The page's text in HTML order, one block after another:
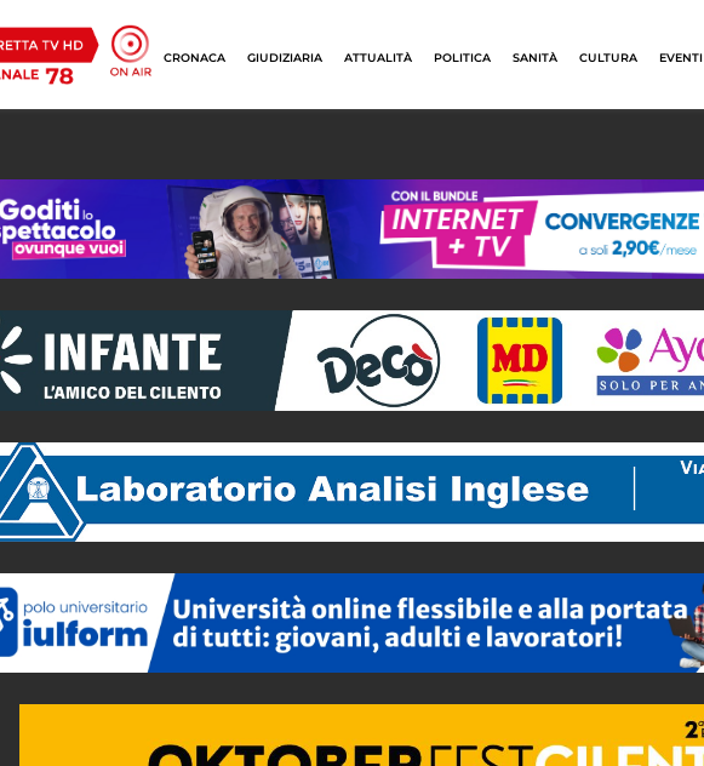
CRONACA GIUDIZIARIA ATTUALITÀ POLITICA SANITÀ CULTURA EVENTI